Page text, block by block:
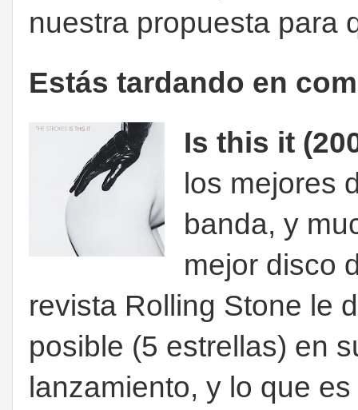
nuestra propuesta para
Estás tardando en
Is this it
los mejores
banda, y
mejor disco
revista Rolling Stone le
posible (5 estrellas) en
lanzamiento, y lo que